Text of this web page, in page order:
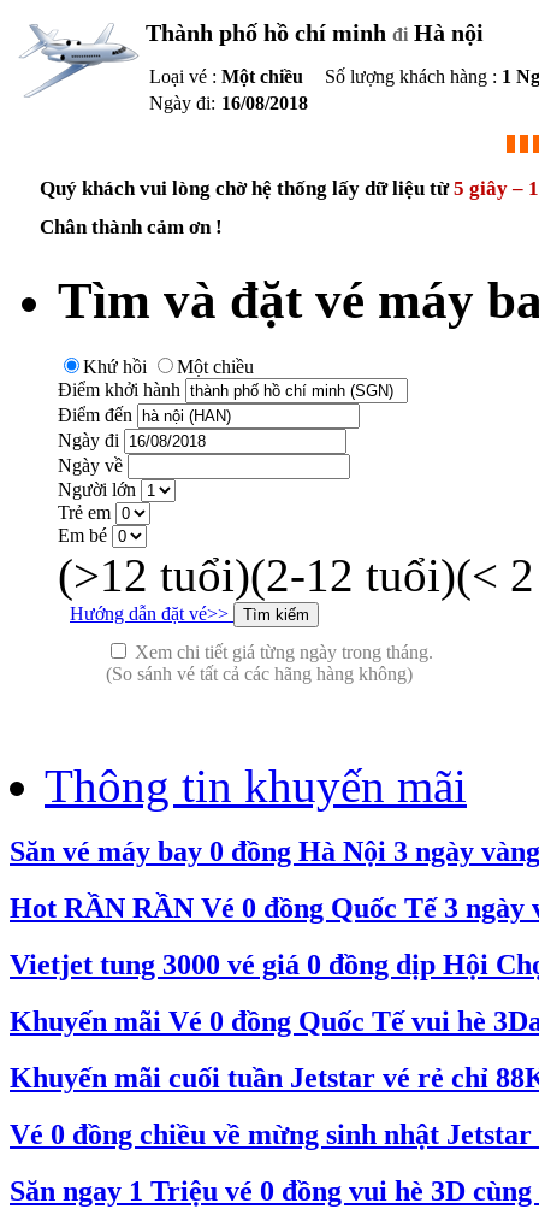
Thành phố hồ chí minh đi Hà nội
Loại vé : Một chiều Số lượng khách hàng : 1
Ngày đi: 16/08/2018
Quý khách vui lòng chờ hệ thống lấy dữ liệu từ5 giây –
Chân thành cảm ơn !
Tìm và đặt vé máy
Khứ hồi
Một chiều
Điểm khởi hành
Điểm đến
Ngày đi
Ngày về
Người lớn
Trẻ em
Em bé
(>12 tuổi)(2-12 tuổi)(<
Hướng dẫn đặt vé>>
Xem chi tiết giá từng ngày trong tháng.
(So sánh vé tất cả các hãng hàng không)
Thông tin khuyến mãi
Săn vé máy bay 0 đồng Hà Nội 3 ngày vàng
Hot RẦN RẦN Vé 0 đồng Quốc Tế 3 ngày
Vietjet tung 3000 vé giá 0 đồng dịp Hội
Khuyến mãi Vé 0 đồng Quốc Tế vui hè
Khuyến mãi cuối tuần Jetstar vé rẻ chỉ
Vé 0 đồng chiều về mừng sinh nhật
Săn ngay 1 Triệu vé 0 đồng vui hè 3D